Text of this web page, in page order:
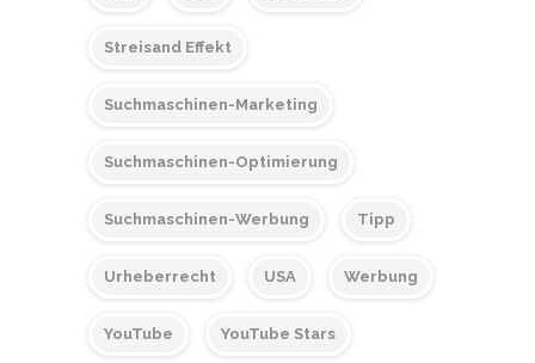
Streisand Effekt
Suchmaschinen-Marketing
Suchmaschinen-Optimierung
Suchmaschinen-Werbung Tipp
Urheberrecht USA Werbung
YouTube YouTube Stars